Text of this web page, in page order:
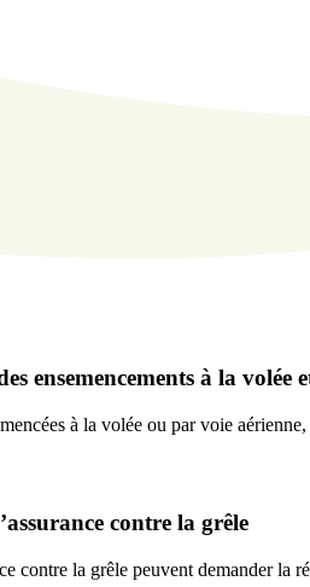
ensemencements à la volée
à la volée ou par voie
contre la grêle
contre la grêle peuvent demander